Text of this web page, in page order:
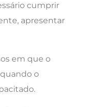
cumprir
apresentar
em que o
o